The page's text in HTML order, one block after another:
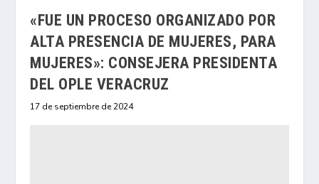
«FUE UN PROCESO ORGANIZADO POR
ALTA PRESENCIA DE MUJERES, PARA
MUJERES»: CONSEJERA PRESIDENTA
DEL OPLE VERACRUZ
17 de septiembre de 2024